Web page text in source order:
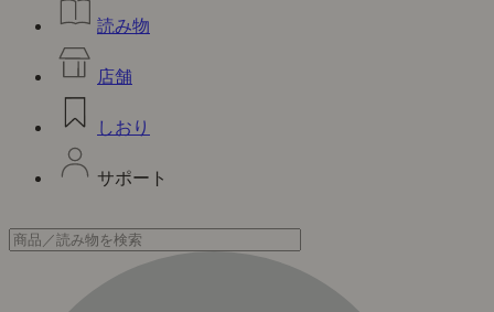
読み物
店舗
しおり
サポート